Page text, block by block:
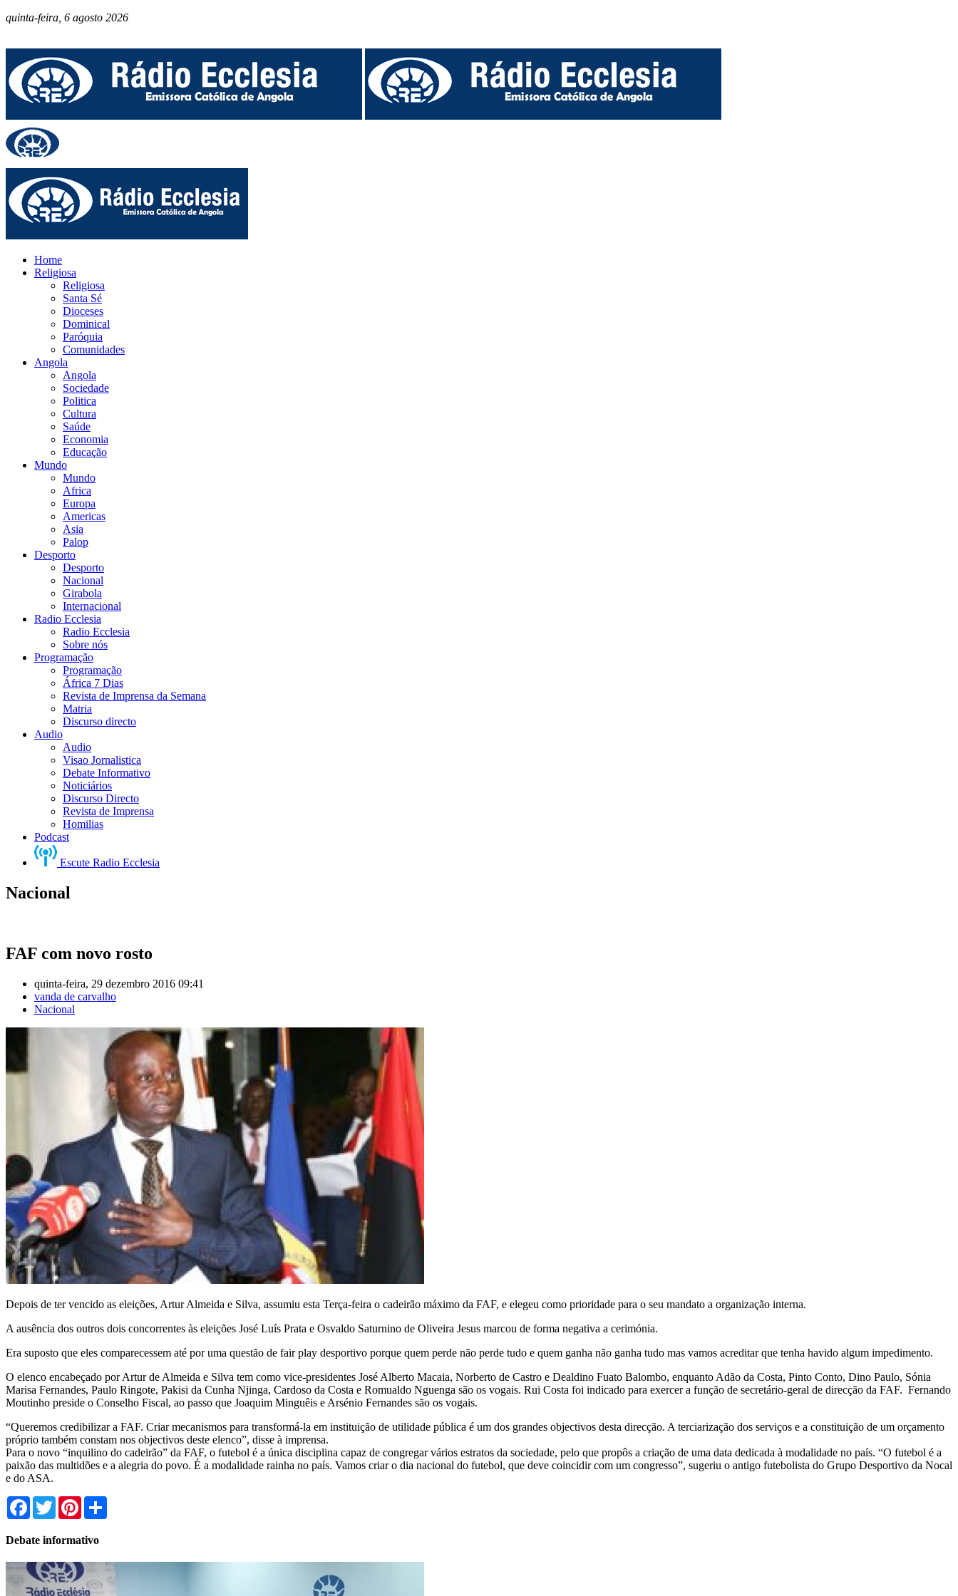
quinta-feira, 6 agosto 2026
Home
Religiosa
Religiosa
Santa Sé
Dioceses
Dominical
Paróquia
Comunidades
Angola
Angola
Sociedade
Politica
Cultura
Saúde
Economia
Educação
Mundo
Mundo
Africa
Europa
Americas
Asia
Palop
Desporto
Desporto
Nacional
Girabola
Internacional
Radio Ecclesia
Radio Ecclesia
Sobre nós
Programação
Programação
África 7 Dias
Revista de Imprensa da Semana
Matria
Discurso directo
Audio
Audio
Visao Jornalistica
Debate Informativo
Noticiários
Discurso Directo
Revista de Imprensa
Homilias
Podcast
Escute Radio Ecclesia
Nacional
FAF com novo rosto
quinta-feira, 29 dezembro 2016 09:41
vanda de carvalho
Nacional
Depois de ter vencido as eleições, Artur Almeida e Silva, assumiu esta Terça-feira o cadeirão máximo da FAF, e elegeu como prioridade para o seu mandato a organização interna.
A ausência dos outros dois concorrentes às eleições José Luís Prata e Osvaldo Saturnino de Oliveira Jesus marcou de forma negativa a cerimónia.
Era suposto que eles comparecessem até por uma questão de fair play desportivo porque quem perde não perde tudo e quem ganha não ganha tudo mas vamos acreditar que tenha havido algum impedimento.
O elenco encabeçado por Artur de Almeida e Silva tem como vice-presidentes José Alberto Macaia, Norberto de Castro e Dealdino Fuato Balombo, enquanto Adão da Costa, Pinto Conto, Dino Paulo, Sónia
Marisa Fernandes, Paulo Ringote, Pakisi da Cunha Njinga, Cardoso da Costa e Romualdo Nguenga são os vogais. Rui Costa foi indicado para exercer a função de secretário-geral de direcção da FAF. Fernando
Moutinho preside o Conselho Fiscal, ao passo que Joaquim Minguêis e Arsénio Fernandes são os vogais.
“Queremos credibilizar a FAF. Criar mecanismos para transformá-la em instituição de utilidade pública é um dos grandes objectivos desta direcção. A terciarização dos serviços e a constituição de um orçamento
próprio também constam nos objectivos deste elenco”, disse à imprensa.
Para o novo “inquilino do cadeirão” da FAF, o futebol é a única disciplina capaz de congregar vários estratos da sociedade, pelo que propôs a criação de uma data dedicada à modalidade no país. “O futebol é a
paixão das multidões e a alegria do povo. É a modalidade rainha no país. Vamos criar o dia nacional do futebol, que deve coincidir com um congresso”, sugeriu o antigo futebolista do Grupo Desportivo da Nocal
e do ASA.
Facebook
TwitterPinterest
Debate informativo